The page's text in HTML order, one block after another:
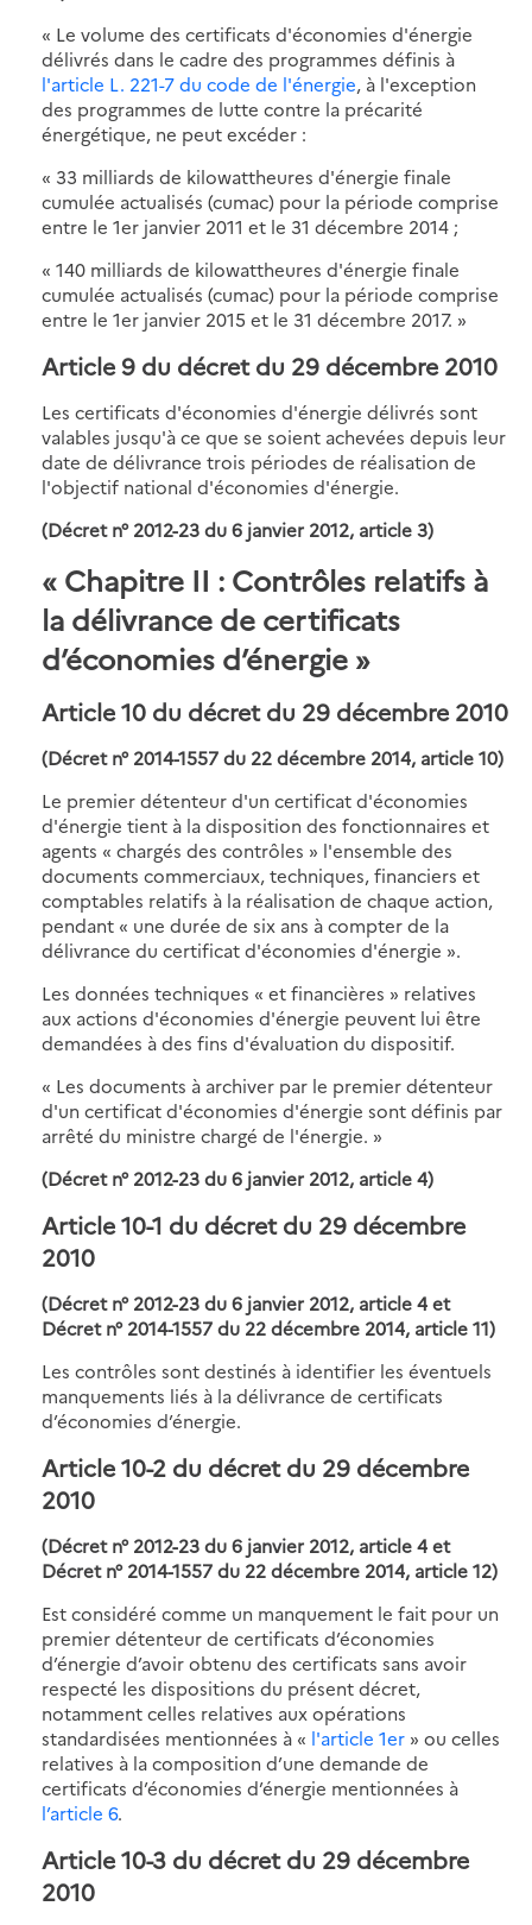
« Le volume des certificats d'économies d'énergie
délivrés dans le cadre des programmes définis à
l'article L. 221-7 du code de l'énergie, à l'exception
des programmes de lutte contre la précarité
énergétique, ne peut excéder :
« 33 milliards de kilowattheures d'énergie finale
cumulée actualisés (cumac) pour la période comprise
entre le 1er janvier 2011 et le 31 décembre 2014 ;
« 140 milliards de kilowattheures d'énergie finale
cumulée actualisés (cumac) pour la période comprise
entre le 1er janvier 2015 et le 31 décembre 2017. »
Article 9 du décret du 29 décembre 2010
Les certificats d'économies d'énergie délivrés sont
valables jusqu'à ce que se soient achevées depuis leur
date de délivrance trois périodes de réalisation de
l'objectif national d'économies d'énergie.
(Décret n° 2012-23 du 6 janvier 2012, article 3)
« Chapitre II : Contrôles relatifs à
la délivrance de certificats
d’économies d’énergie »
Article 10 du décret du 29 décembre 2010
(Décret n° 2014-1557 du 22 décembre 2014, article 10)
Le premier détenteur d'un certificat d'économies
d'énergie tient à la disposition des fonctionnaires et
agents « chargés des contrôles » l'ensemble des
documents commerciaux, techniques, financiers et
comptables relatifs à la réalisation de chaque action,
pendant « une durée de six ans à compter de la
délivrance du certificat d'économies d'énergie ».
Les données techniques « et financières » relatives
aux actions d'économies d'énergie peuvent lui être
demandées à des fins d'évaluation du dispositif.
« Les documents à archiver par le premier détenteur
d'un certificat d'économies d'énergie sont définis par
arrêté du ministre chargé de l'énergie. »
(Décret n° 2012-23 du 6 janvier 2012, article 4)
Article 10-1 du décret du 29 décembre
2010
(Décret n° 2012-23 du 6 janvier 2012, article 4 et
Décret n° 2014-1557 du 22 décembre 2014, article 11)
Les contrôles sont destinés à identifier les éventuels
manquements liés à la délivrance de certificats
d’économies d’énergie.
Article 10-2 du décret du 29 décembre
2010
(Décret n° 2012-23 du 6 janvier 2012, article 4 et
Décret n° 2014-1557 du 22 décembre 2014, article 12)
Est considéré comme un manquement le fait pour un
premier détenteur de certificats d’économies
d’énergie d’avoir obtenu des certificats sans avoir
respecté les dispositions du présent décret,
notamment celles relatives aux opérations
standardisées mentionnées à « l'article 1er » ou celles
relatives à la composition d’une demande de
certificats d’économies d’énergie mentionnées à
l’article 6.
Article 10-3 du décret du 29 décembre
2010